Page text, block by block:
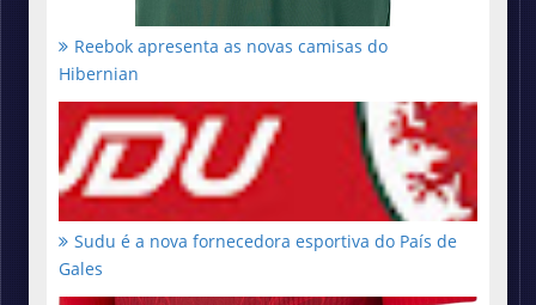
Reebok apresenta as novas camisas do
Hibernian
Sudu é a nova fornecedora esportiva do País de
Gales